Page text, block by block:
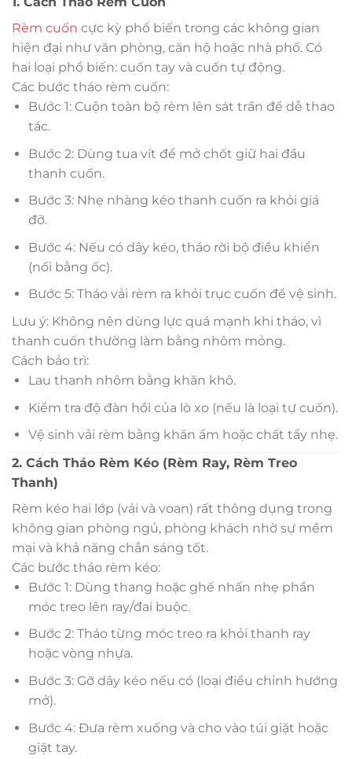
Rèm cuốn cực kỳ phổ biến trong các không gian
hiện đại như văn phòng, căn hộ hoặc nhà phố. Có
hai loại phổ biến: cuốn tay và cuốn tự động.
Các bước tháo rèm cuốn:
Bước 1: Cuộn toàn bộ rèm lên sát trần để dễ thao
tác.
Bước 2: Dùng tua vít để mở chốt giữ hai đầu
thanh cuốn.
Bước 3: Nhẹ nhàng kéo thanh cuốn ra khỏi giá
đỡ.
Bước 4: Nếu có dây kéo, tháo rời bộ điều khiển
(nối bằng ốc).
Bước 5: Tháo vải rèm ra khỏi trục cuốn để vệ sinh.
Lưu ý: Không nên dùng lực quá mạnh khi tháo, vì
thanh cuốn thường làm bằng nhôm mỏng.
Cách bảo trì:
Lau thanh nhôm bằng khăn khô.
Kiểm tra độ đàn hồi của lò xo (nếu là loại tự cuốn).
Vệ sinh vải rèm bằng khăn ẩm hoặc chất tẩy nhẹ.
2. Cách Tháo Rèm Kéo (Rèm Ray, Rèm Treo
Thanh)
Rèm kéo hai lớp (vải và voan) rất thông dụng trong
không gian phòng ngủ, phòng khách nhờ sự mềm
mại và khả năng chắn sáng tốt.
Các bước tháo rèm kéo:
Bước 1: Dùng thang hoặc ghế nhấn nhẹ phần
móc treo lên ray/đai buộc.
Bước 2: Tháo từng móc treo ra khỏi thanh ray
hoặc vòng nhựa.
Bước 3: Gỡ dây kéo nếu có (loại điều chỉnh hướng
mở).
Bước 4: Đưa rèm xuống và cho vào túi giặt hoặc
giặt tay.